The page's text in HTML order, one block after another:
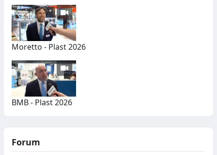
Moretto - Plast 2026
BMB - Plast 2026
Forum